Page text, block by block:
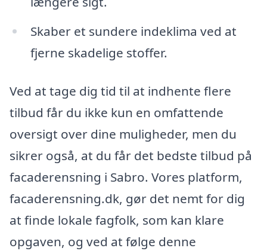
Skaber et sundere indeklima ved at
fjerne skadelige stoffer.
Ved at tage dig tid til at indhente flere
tilbud får du ikke kun en omfattende
oversigt over dine muligheder, men du
sikrer også, at du får det bedste tilbud på
facaderensning i Sabro. Vores platform,
facaderensning.dk, gør det nemt for dig
at finde lokale fagfolk, som kan klare
opgaven, og ved at følge denne